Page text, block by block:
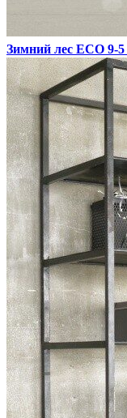
Зимний лес ECO 9-5